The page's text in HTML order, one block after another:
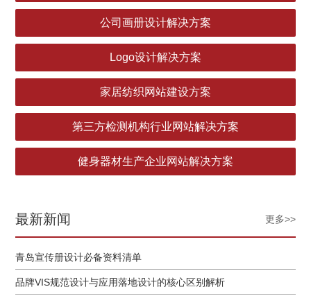
公司画册设计解决方案
Logo设计解决方案
家居纺织网站建设方案
第三方检测机构行业网站解决方案
健身器材生产企业网站解决方案
最新新闻 更多>>
青岛宣传册设计必备资料清单
品牌VIS规范设计与应用落地设计的核心区别解析